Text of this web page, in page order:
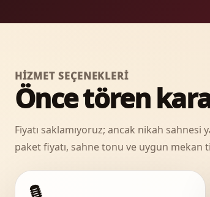
HIZMET SEÇENEKLERI
Önce tören
Fiyatı saklamıyoruz; ancak nikah sahnesi
paket fiyatı, sahne tonu ve uygun mekan